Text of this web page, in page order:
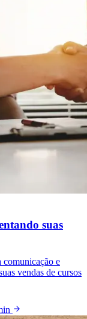
suas
comunicação e
vendas de cursos